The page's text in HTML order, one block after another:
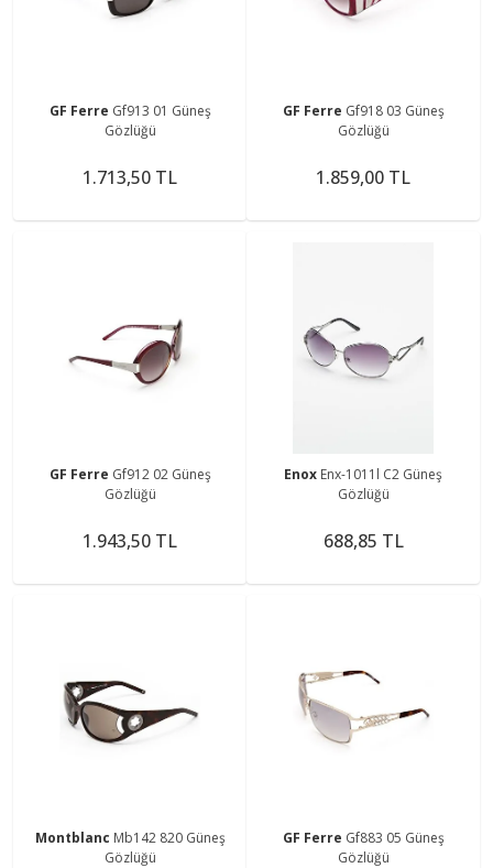
GF Ferre Gf913 01 Güneş
Gözlüğü
1.713,50 TL
GF Ferre Gf918 03 Güneş
Gözlüğü
1.859,00 TL
GF Ferre Gf912 02 Güneş
Gözlüğü
1.943,50 TL
Enox Enx-1011l C2 Güneş
Gözlüğü
688,85 TL
Montblanc Mb142 820 Güneş
Gözlüğü
GF Ferre Gf883 05 Güneş
Gözlüğü